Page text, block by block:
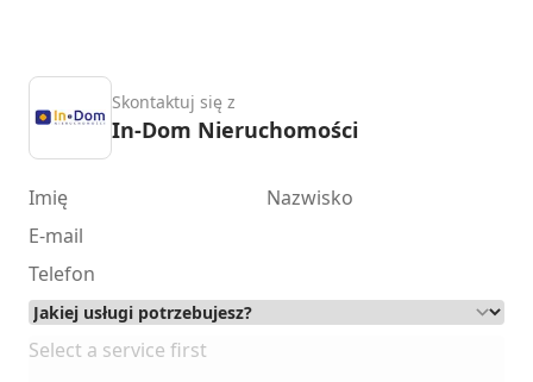
Skontaktuj się z
In-Dom Nieruchomości